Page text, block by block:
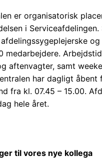
er organisatorisk
i
medarbejdere.
aftenvagter, samt
har dagligt åbent
fra kl. 07.45 – 15.00.
hele året.
til vores nye kollega